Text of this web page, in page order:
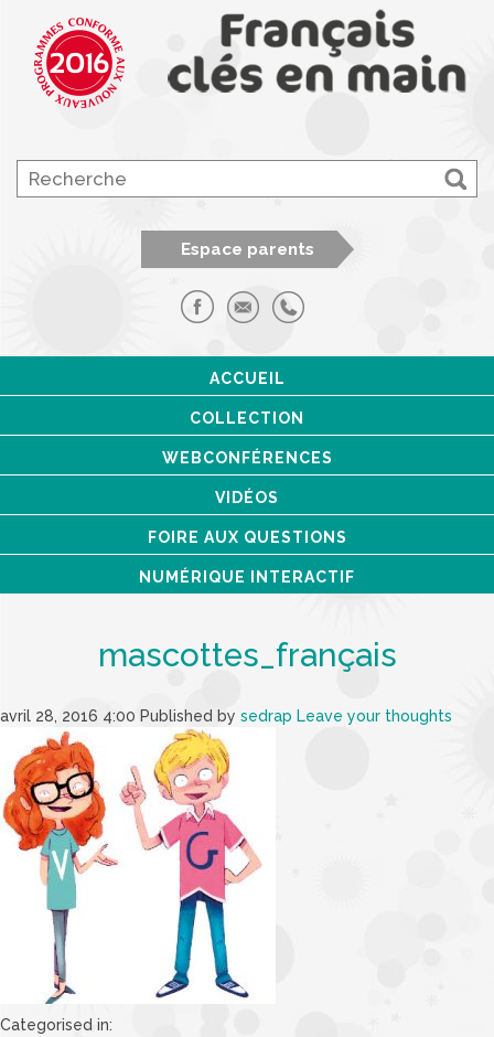
Espace parents
ACCUEIL
COLLECTION
WEBCONFÉRENCES
VIDÉOS
FOIRE AUX QUESTIONS
NUMÉRIQUE INTERACTIF
mascottes_français
avril 28, 2016 4:00 Published by sedrap Leave your thoughts
Categorised in: